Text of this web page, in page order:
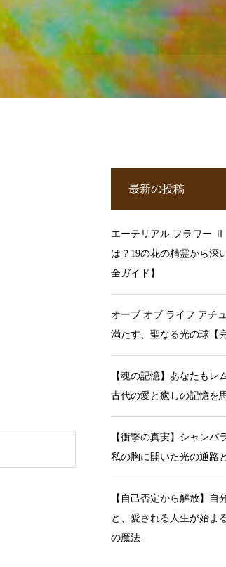
最新の投稿
エーテリアル フラワー Ⅱ
は？19の花の精霊から深
全ガイド】
オーブ オブ ライフ アチ
満たす、聖なる光の球【
【魂の記憶】あなたもレ
古代の愛と癒しの記憶を
【衝撃の真実】シャンバ
私の胸に開いた光の通路
【自己否定から解放】自
と、愛される人生が始ま
の魔法